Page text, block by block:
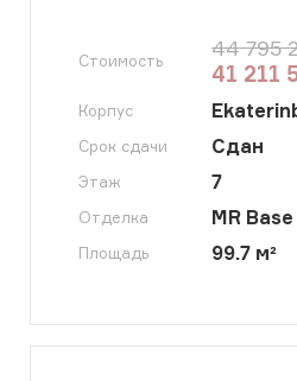
Стоимость 44 795
41 211
Корпус
Срок сдачи Сдан
Этаж 7
Отделка MR Base
Площадь 99.7 м²